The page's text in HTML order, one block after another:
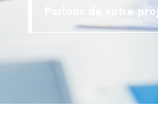
Parlons de votre